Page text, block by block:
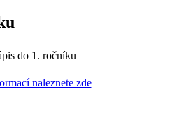
naleznete zde